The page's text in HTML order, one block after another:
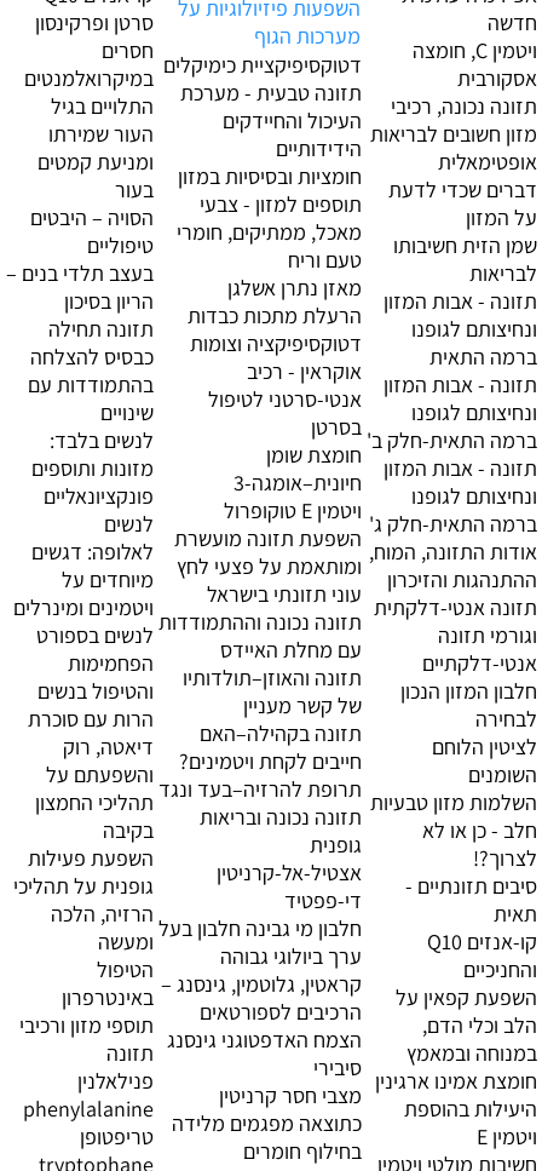
חדשה
ויטמין C, חומצה
אסקורבית
תזונה נכונה, רכיבי
מזון חשובים לבריאות
אופטימאלית
דברים שכדי לדעת
על המזון
שמן הזית חשיבותו
לבריאות
תזונה - אבות המזון
ונחיצותם לגופנו
ברמה התאית
תזונה - אבות המזון
ונחיצותם לגופנו
ברמה התאית-חלק ב'
תזונה - אבות המזון
ונחיצותם לגופנו
ברמה התאית-חלק ג'
אודות התזונה, המוח,
ההתנהגות והזיכרון
תזונה אנטי-דלקתית
וגורמי תזונה
אנטי-דלקתיים
חלבון המזון הנכון
לבחירה
לציטין הלוחם
השומנים
השלמות מזון טבעיות
חלב - כן או לא
לצרוך?!
סיבים תזונתיים -
תאית
קו-אנזים Q10
והחניכיים
השפעת קפאין על
הלב וכלי הדם,
במנוחה ובמאמץ
חומצת אמינו ארגינין
היעילות בהוספת
ויטמין E
חשיבות מולטי ויטמין
השפעות פיזיולוגיות על
מערכות הגוף
דטוקסיפיקציית כימיקלים
תזונה טבעית - מערכת
העיכול והחיידקים
הידידותיים
חומציות ובסיסיות במזון
תוספים למזון - צבעי
מאכל, ממתיקים, חומרי
טעם וריח
מאזן נתרן אשלגן
הרעלת מתכות כבדות
דטוקסיפיקציה וצומות
אוקראין - רכיב
אנטי-סרטני לטיפול
בסרטן
חומצת שומן
חיונית–אומגה-3
ויטמין E טוקופרול
השפעת תזונה מועשרת
ומותאמת על פצעי לחץ
עוני תזונתי בישראל
תזונה נכונה וההתמודדות
עם מחלת האיידס
תזונה והאוזן–תולדותיו
של קשר מעניין
תזונה בקהילה–האם
חייבים לקחת ויטמינים?
תרופת להרזיה–בעד ונגד
תזונה נכונה ובריאות
גופנית
אצטיל-אל-קרניטין
די-פפטיד
חלבון מי גבינה חלבון בעל
ערך ביולוגי גבוהה
קראטין, גלוטמין, גינסנג –
הרכיבים לספורטאים
הצמח האדפטוגני גינסנג
סיבירי
מצבי חסר קרניטין
כתוצאה מפגמים מלידה
בחילוף חומרים
סרטן ופרקינסון
חסרים
במיקרואלמנטים
התלויים בגיל
העור שמירתו
ומניעת קמטים
בעור
הסויה – היבטים
טיפוליים
בעצב תלדי בנים –
הריון בסיכון
תזונה תחילה
כבסיס להצלחה
בהתמודדות עם
שינויים
לנשים בלבד:
מזונות ותוספים
פונקציונאליים
לנשים
לאלופה: דגשים
מיוחדים על
ויטמינים ומינרלים
לנשים בספורט
הפחמימות
והטיפול בנשים
הרות עם סוכרת
דיאטה, רוק
והשפעתם על
תהליכי החמצון
בקיבה
השפעת פעילות
גופנית על תהליכי
הרזיה, הלכה
ומעשה
הטיפול
באינטרפרון
תוספי מזון ורכיבי
תזונה
פנילאלנין
phenylalanine
טריפטופן
tryptophane